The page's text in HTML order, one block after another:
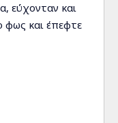
εύχονταν και
φως και έπεφτε